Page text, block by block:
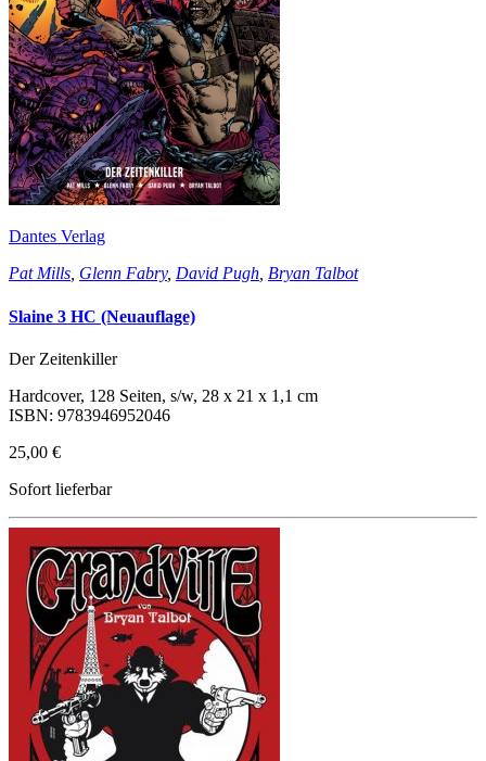
Dantes Verlag
Pat Mills, Glenn Fabry, David Pugh, Bryan Talbot
Slaine 3 HC (Neuauflage)
Der Zeitenkiller
Hardcover, 128 Seiten, s/w, 28 x 21 x 1,1 cm
ISBN: 9783946952046
25,00 €
Sofort lieferbar